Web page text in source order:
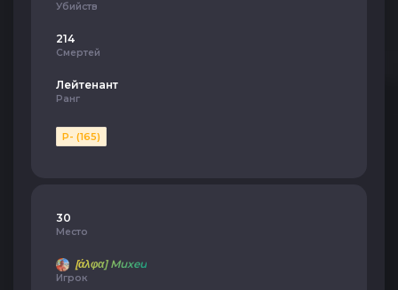
Убийств
214
Смертей
Лейтенант
Ранг
P- (165)
30
Место
[άλφα] Muxeu
Игрок